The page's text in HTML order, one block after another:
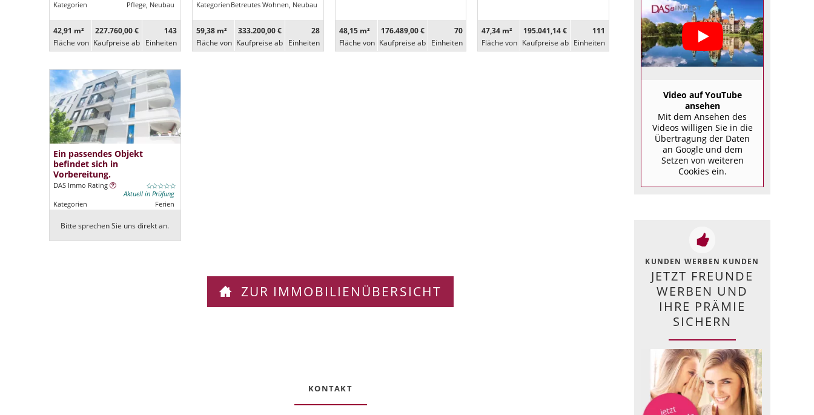
Kategorien
Pflege, Neubau
42,91 m²
Fläche von
227.760,00 €
Kaufpreise ab
143
Ein­heiten
Kategorien Betreutes Wohnen, Neubau
59,38 m²
Fläche von
333.200,00 €
Kaufpreise ab
28
Ein­heiten
48,15 m²
Fläche von
176.489,00 €
Kaufpreise ab
70
Ein­heiten
47,34 m²
Fläche von
195.041,14 €
Kaufpreise ab
111
Ein­heiten
Ein passendes Objekt
befindet sich in
Vorbereitung.
DAS Immo Rating
Aktuell in Prüfung
Kategorien
Ferien
Bitte sprechen Sie uns direkt an.
ZUR IMMOBILIENÜBERSICHT
KONTAKT
Video auf YouTube
ansehen
Mit dem Ansehen des
Videos willigen Sie in die
Übertragung der Daten
an Google und dem
Setzen von weiteren
Cookies ein.
KUNDEN WERBEN KUNDEN
JETZT FREUNDE
WERBEN UND
IHRE PRÄMIE
SICHERN